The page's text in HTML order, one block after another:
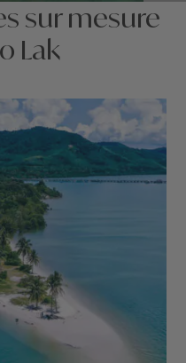
sur mesure
Lak